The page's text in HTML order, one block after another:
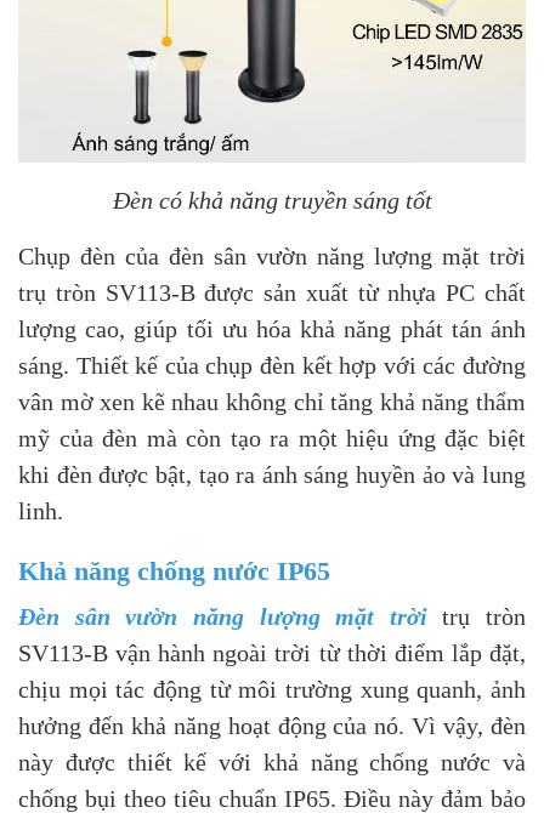
Đèn có khả năng truyền sáng tốt
Chụp đèn của đèn sân vườn năng lượng mặt trời
trụ tròn SV113-B được sản xuất từ nhựa PC chất
lượng cao, giúp tối ưu hóa khả năng phát tán ánh
sáng. Thiết kế của chụp đèn kết hợp với các đường
vân mờ xen kẽ nhau không chỉ tăng khả năng thẩm
mỹ của đèn mà còn tạo ra một hiệu ứng đặc biệt
khi đèn được bật, tạo ra ánh sáng huyền ảo và lung
linh.
Khả năng chống nước IP65
Đèn sân vườn năng lượng mặt trờitrụ tròn
SV113-B vận hành ngoài trời từ thời điểm lắp đặt,
chịu mọi tác động từ môi trường xung quanh, ảnh
hưởng đến khả năng hoạt động của nó. Vì vậy, đèn
này được thiết kế với khả năng chống nước và
chống bụi theo tiêu chuẩn IP65. Điều này đảm bảo